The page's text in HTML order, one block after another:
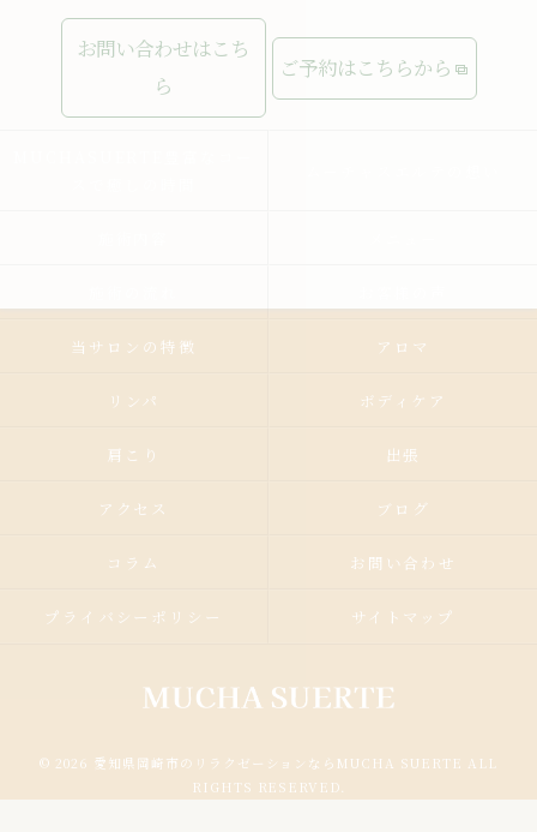
お問い合わせはこち
ら
ご予約はこちらから
当サロンの特徴 アロマ
リンパ ボディケア
肩こり 出張
アクセス ブログ
コラム お問い合わせ
プライバシーポリシー サイトマップ
© 2026 愛知県岡崎市のリラクゼーションならMUCHA SUERTE ALL
RIGHTS RESERVED.